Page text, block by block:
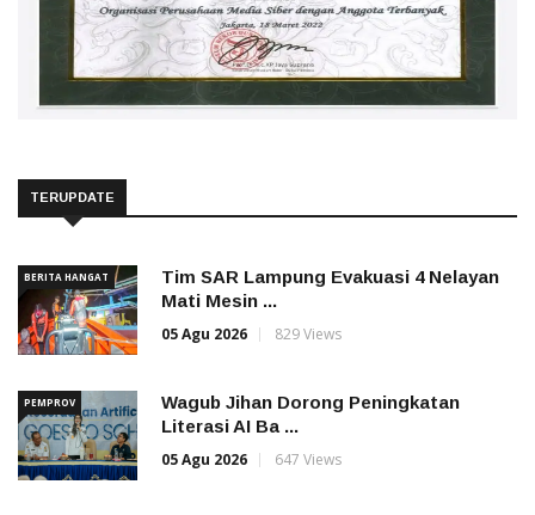
TERUPDATE
BERITA HANGAT
Tim SAR Lampung Evakuasi 4 Nelayan
Mati Mesin ...
05 Agu 2026
829 Views
PEMPROV
Wagub Jihan Dorong Peningkatan
Literasi AI Ba ...
05 Agu 2026
647 Views